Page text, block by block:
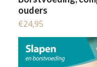
ouders
€24,95